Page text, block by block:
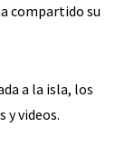
compartido su
a la isla, los
y videos.